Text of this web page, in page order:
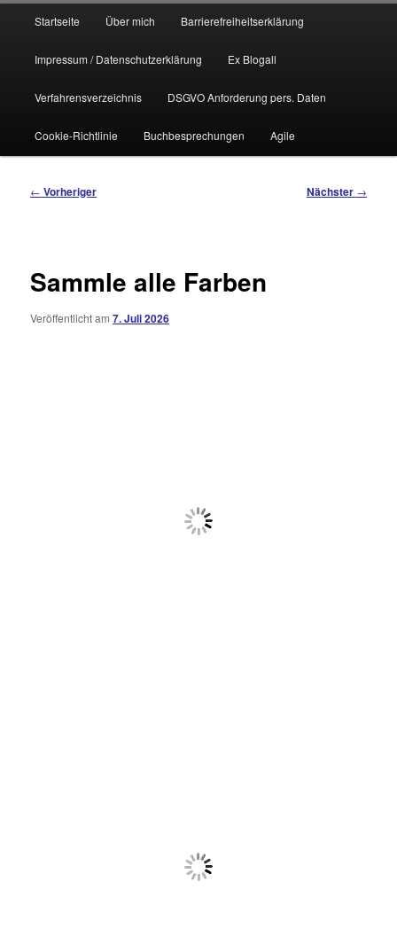
Startseite Über mich Barrierefreiheitserklärung
Impressum / Datenschutzerklärung Ex Blogall
Verfahrensverzeichnis DSGVO Anforderung pers. Daten
Cookie-Richtlinie Buchbesprechungen Agile
Beitragsnavigation
← Vorheriger Nächster →
Sammle alle Farben
Veröffentlicht am7. Juli 2026